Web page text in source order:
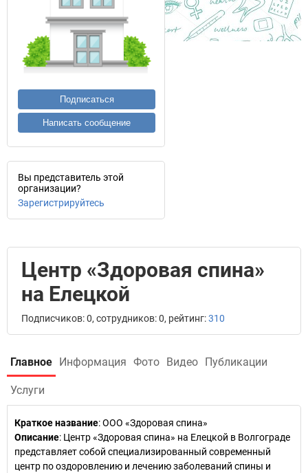
Подписаться
Написать сообщение
Вы представитель этой
организации?
Зарегистрируйтесь
Центр «Здоровая спина»
на Елецкой
Подписчиков: 0, сотрудников: 0, рейтинг:310
Главное Информация Фото Видео Публикации
Услуги
Краткое название:ООО «Здоровая спина»
Описание: Центр «Здоровая спина» на Елецкой в Волгограде
представляет собой специализированный современный
центр по оздоровлению и лечению заболеваний спины и